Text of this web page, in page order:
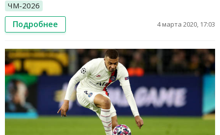
ЧМ-2026
Подробнее 4 марта 2020, 17:03